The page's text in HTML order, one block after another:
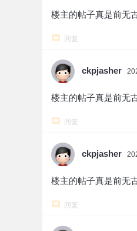
楼主的帖子真是前无
回复
ckpjasher
楼主的帖子真是前无
回复
ckpjasher
楼主的帖子真是前无
回复